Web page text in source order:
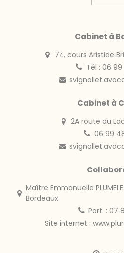
Cabinet à
74, cours Aristide
Tél : 06
Cabinet à
2A route du
06 99
Maître Emmanuelle
Bordeaux
Port. : 07
Site internet :